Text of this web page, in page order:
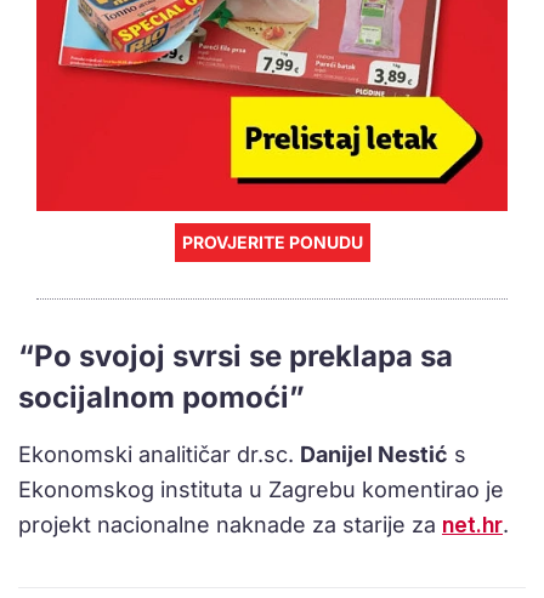
PROVJERITE PONUDU
“Po svojoj svrsi se preklapa sa
socijalnom pomoći”
Ekonomski analitičar dr.sc. Danijel Nestić s
Ekonomskog instituta u Zagrebu komentirao je
projekt nacionalne naknade za starije za net.hr.